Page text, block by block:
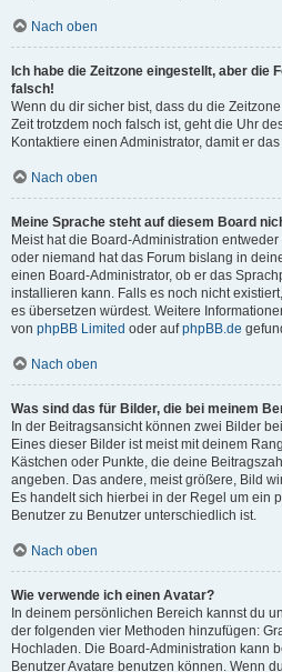
Nach oben
Ich habe die Zeitzone eingestellt, aber die
falsch!
Wenn du dir sicher bist, dass du die
Zeit trotzdem noch falsch ist, geht die Uhr
Kontaktiere einen Administrator, damit er
Nach oben
Meine Sprache steht auf diesem Board
Meist hat die Board-Administration
oder niemand hat das Forum bislang in
einen Board-Administrator, ob er das
installieren kann. Falls es noch nicht
es übersetzen würdest. Weitere
von phpBB Limited oder aufphpBB.de
Nach oben
Was sind das für Bilder, die bei meinem
In der Beitragsansicht können zwei Bilder
Eines dieser Bilder ist meist mit deinem
Kästchen oder Punkte, die deine
angeben. Das andere, meist größere, Bild
Es handelt sich hierbei in der Regel um ein
Benutzer zu Benutzer unterschiedlich ist.
Nach oben
Wie verwende ich einen Avatar?
In deinem persönlichen Bereich kannst du
der folgenden vier Methoden hinzufügen:
Hochladen. Die Board-Administration kann
Benutzer Avatare benutzen können. Wenn